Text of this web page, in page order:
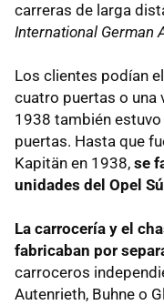
carreras de larga
International German
Los clientes podían
cuatro puertas o una
1938 también
puertas. Hasta que
Kapitän en 1938, se
unidades del Opel
La carrocería y el
fabricaban por
carroceros
Autenrieth, Buhne o